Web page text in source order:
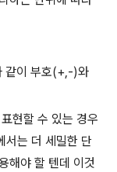
같이 부호(+,-)와
현할 수 있는 경우
서는 더 세밀한 단
해야 할 텐데 이것